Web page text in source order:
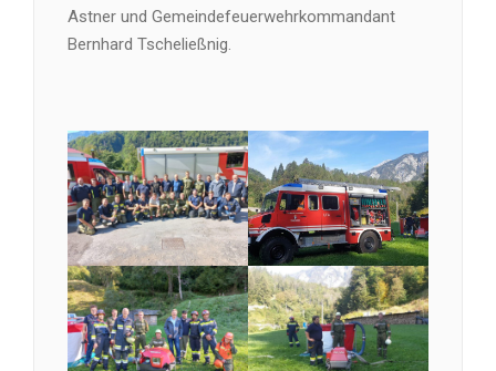
Astner und Gemeindefeuerwehrkommandant
Bernhard Tscheließnig.